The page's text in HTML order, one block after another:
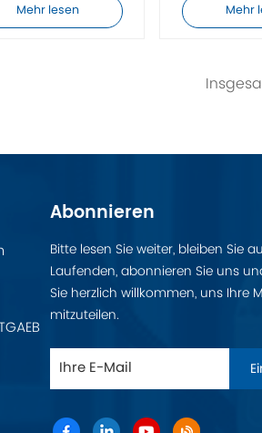
Mehr lesen Mehr
Abonnieren
Bitte lesen Sie weiter, bleiben Sie
Laufenden, abonnieren Sie uns
Sie herzlich willkommen, uns Ihre
mitzuteilen.